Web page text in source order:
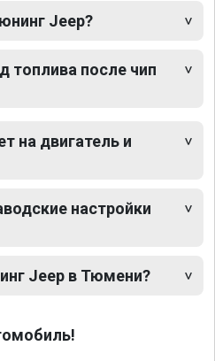
Jeep?
топлива после чип
на двигатель и
настройки
Jeep в Тюмени?